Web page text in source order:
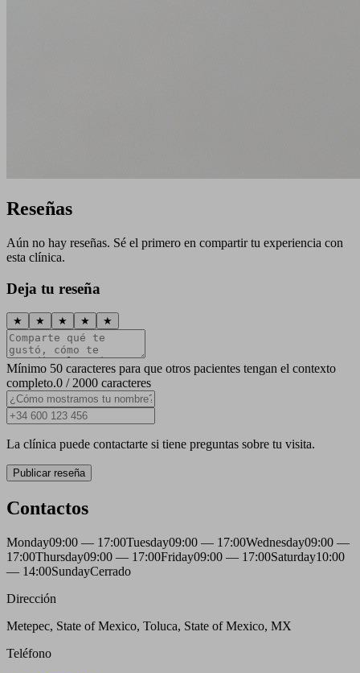
Reseñas
Aún no hay reseñas. Sé el primero en compartir tu experiencia con
esta clínica.
Deja tu reseña
★ ★ ★ ★ ★
Mínimo 50 caracteres para que otros pacientes tengan el contexto
completo.0 / 2000 caracteres
La clínica puede contactarte si tiene preguntas sobre tu visita.
Publicar reseña
Contactos
Monday09:00 — 17:00Tuesday09:00 — 17:00Wednesday09:00 —
17:00Thursday09:00 — 17:00Friday09:00 — 17:00Saturday10:00
— 14:00SundayCerrado
Dirección
Metepec, State of Mexico, Toluca, State of Mexico, MX
Teléfono